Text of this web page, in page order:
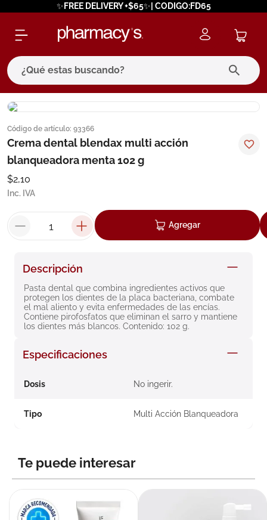
✨FREE DELIVERY +$65✨| CODIGO:FD65
¿Qué estas buscando?
Código de artículo: 93366
Crema dental blendax multi acción
blanqueadora menta 102 g
$2,10
Inc. IVA
Agregar
Descripción
Pasta dental que combina ingredientes activos que
protegen los dientes de la placa bacteriana, combate
el mal aliento y evita enfermedades de las encías.
Contiene pirofosfatos que eliminan el sarro y mantiene
los dientes más blancos. Contenido: 102 g.
Especificaciones
Dosis No ingerir.
Tipo Multi Acción Blanqueadora
Te puede interesar
términos más buscados
1. eucerin
4.
5. cerave
roche posay
9. megacistin
10. pañales